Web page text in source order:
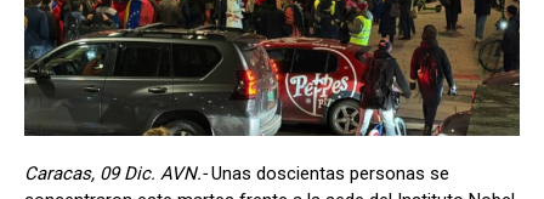
Caracas, 09 Dic. AVN.-Unas doscientas personas se